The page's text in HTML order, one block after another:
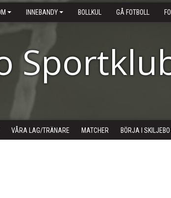
INNEBANDY BOLLKUL GÅ FOTBOLL
VÅRA LAG/TRÄNARE MATCHER BÖRJA I